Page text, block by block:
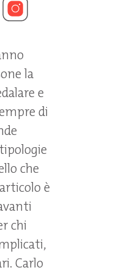
la
e
di
che
è
chi
Carlo